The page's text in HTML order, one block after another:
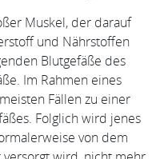
Muskel, der darauf
und Nährstoffen
Blutgefäße des
Im Rahmen eines
Fällen zu einer
Folglich wird jenes
von dem